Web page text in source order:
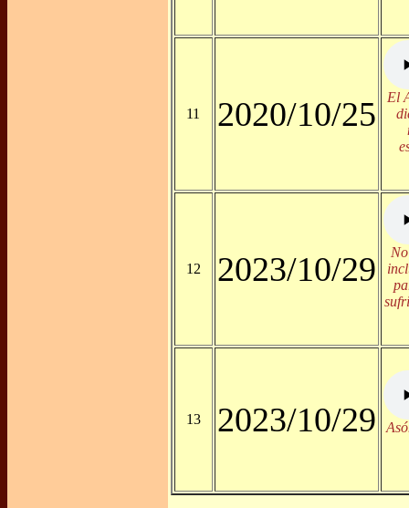
11 2020/10/25
El
12 2023/10/29
13 2023/10/29